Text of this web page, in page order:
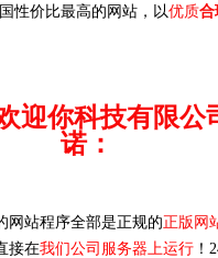
性价比最高的网站，以优质合
迎你科技有限公
诺：
站程序全部是正规的正版网
接在我们公司服务器上运行 ！